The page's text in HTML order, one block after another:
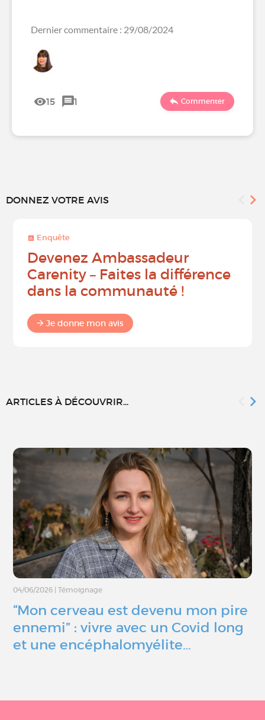
Dernier commentaire : 29/08/2024
15 1 Commenter
DONNEZ VOTRE AVIS
Enquête
Devenez Ambassadeur
Carenity – Faites la différence
dans la communauté !
Je donne mon avis
ARTICLES À DÉCOUVRIR...
04/06/2026 Témoignage
“Mon cerveau est devenu mon pire
ennemi” : vivre avec un Covid long
et une encéphalomyélite…